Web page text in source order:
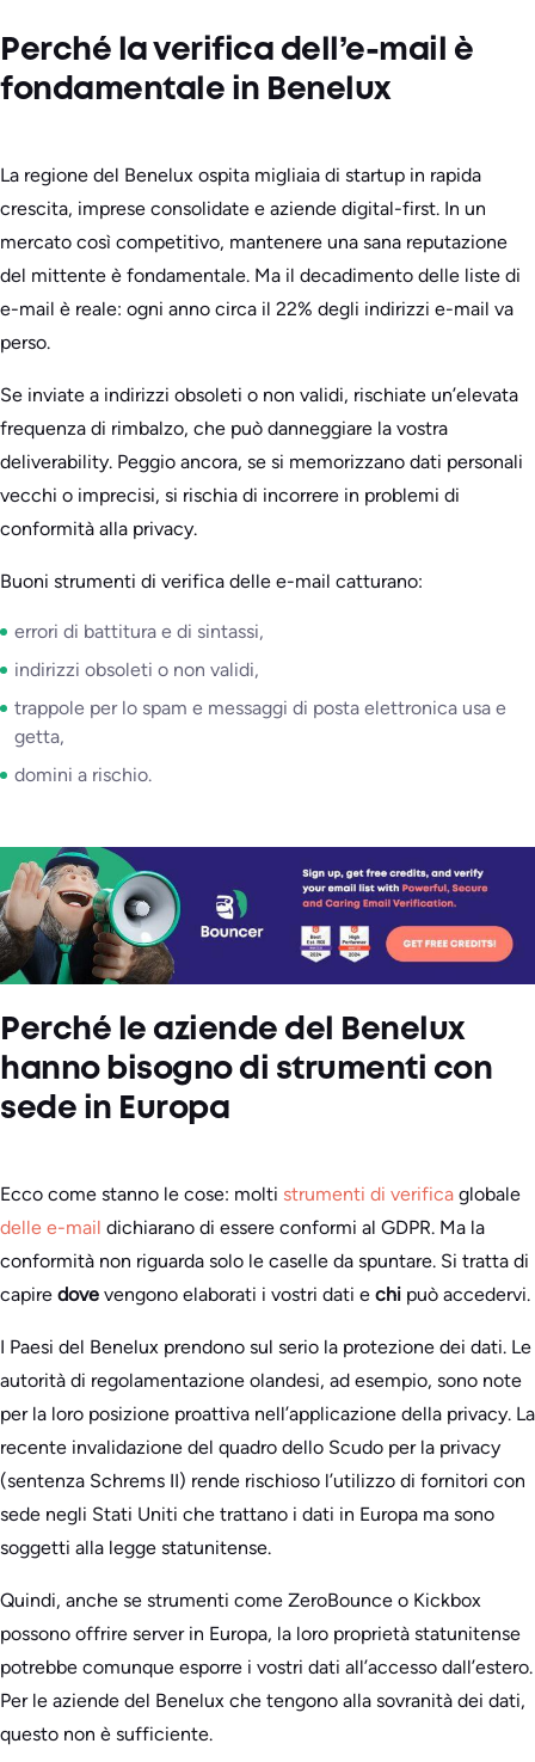
Perché la verifica dell’e-mail è
fondamentale in Benelux
La regione del Benelux ospita migliaia di startup in rapida
crescita, imprese consolidate e aziende digital-first. In un
mercato così competitivo, mantenere una sana reputazione
del mittente è fondamentale. Ma il decadimento delle liste di
e-mail è reale: ogni anno circa il 22% degli indirizzi e-mail va
perso.
Se inviate a indirizzi obsoleti o non validi, rischiate un’elevata
frequenza di rimbalzo, che può danneggiare la vostra
deliverability. Peggio ancora, se si memorizzano dati personali
vecchi o imprecisi, si rischia di incorrere in problemi di
conformità alla privacy.
Buoni strumenti di verifica delle e-mail catturano:
errori di battitura e di sintassi,
indirizzi obsoleti o non validi,
trappole per lo spam e messaggi di posta elettronica usa e
getta,
domini a rischio.
Perché le aziende del Benelux
hanno bisogno di strumenti con
sede in Europa
Ecco come stanno le cose: molti strumenti di verifica globale
delle e-mail dichiarano di essere conformi al GDPR. Ma la
conformità non riguarda solo le caselle da spuntare. Si tratta di
capire dove vengono elaborati i vostri dati e chi può accedervi.
I Paesi del Benelux prendono sul serio la protezione dei dati. Le
autorità di regolamentazione olandesi, ad esempio, sono note
per la loro posizione proattiva nell’applicazione della privacy. La
recente invalidazione del quadro dello Scudo per la privacy
(sentenza Schrems II) rende rischioso l’utilizzo di fornitori con
sede negli Stati Uniti che trattano i dati in Europa ma sono
soggetti alla legge statunitense.
Quindi, anche se strumenti come ZeroBounce o Kickbox
possono offrire server in Europa, la loro proprietà statunitense
potrebbe comunque esporre i vostri dati all’accesso dall’estero.
Per le aziende del Benelux che tengono alla sovranità dei dati,
questo non è sufficiente.